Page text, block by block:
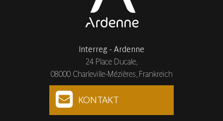
Interreg - Ardenne
24 Place Ducale,
08000 Charleville-Mézières, Frankreich
KONTAKT